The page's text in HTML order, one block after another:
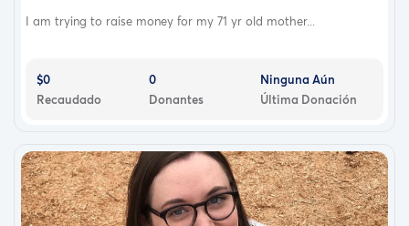
I am trying to raise money for my 71 yr old mother...
$0
Recaudado
0
Donantes
Ninguna Aún
Última Donación